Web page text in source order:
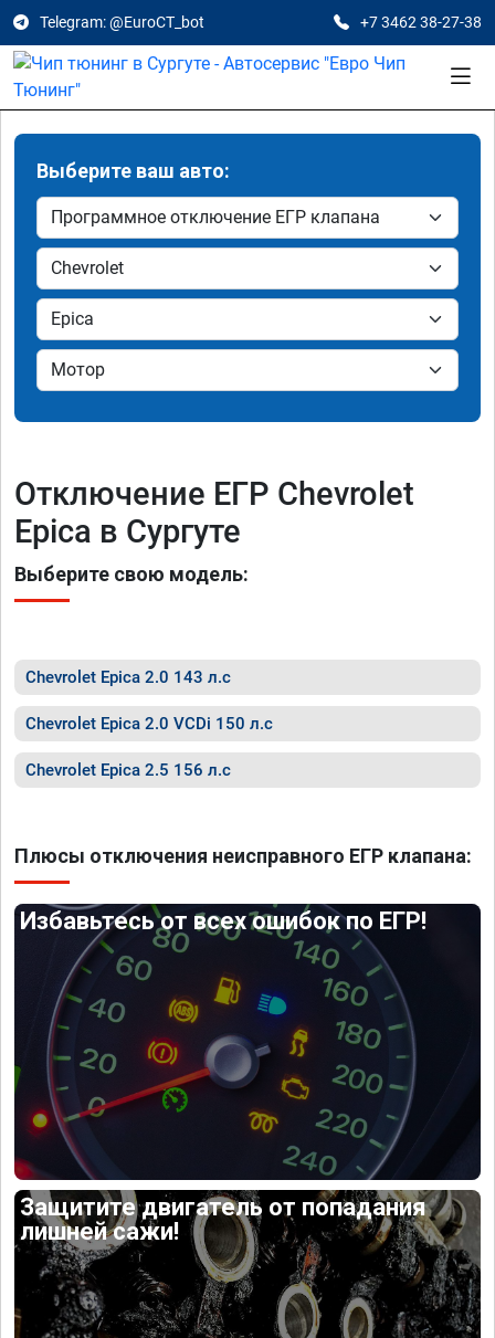
Telegram: @EuroCT_bot +7 3462 38-27-38
Выберите ваш авто:
Отключение ЕГР Chevrolet
Epica в Сургуте
Выберите свою модель:
Chevrolet Epica 2.0 143 л.с
Chevrolet Epica 2.0 VCDi 150 л.с
Chevrolet Epica 2.5 156 л.с
Плюсы отключения неисправного ЕГР клапана:
Избавьтесь от всех ошибок по ЕГР!
Защитите двигатель от попадания
лишней сажи!